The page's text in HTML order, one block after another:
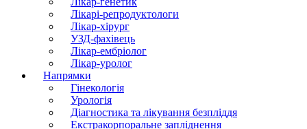
Лікарі-репродуктологи
Лікар-хірург
УЗД-фахівець
Лікар-ембріолог
Лікар-уролог
Напрямки
Гінекологія
Урологія
Діагностика та лікування безпліддя
Екстракорпоральне запліднення